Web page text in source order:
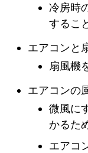
冷房時
するこ
エアコンと
扇風機
エアコンの
微風に
かるた
エアコ